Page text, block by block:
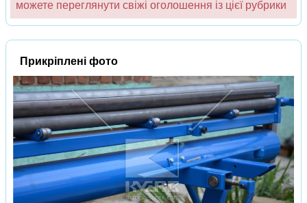
можете переглянути свіжі оголошення із цієї рубрики
Прикріплені фото